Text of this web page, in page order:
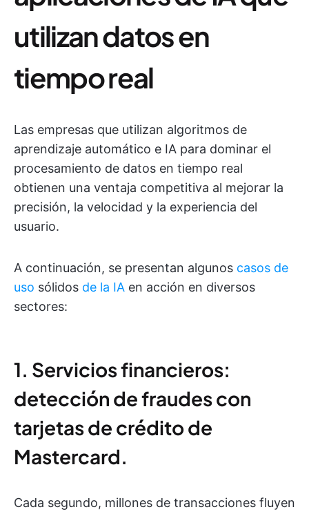
utilizan datos en
tiempo real
Las empresas que utilizan algoritmos de
aprendizaje automático e IA para dominar el
procesamiento de datos en tiempo real
obtienen una ventaja competitiva al mejorar la
precisión, la velocidad y la experiencia del
usuario.
A continuación, se presentan algunos casos de
uso sólidos de la IA en acción en diversos
sectores:
1. Servicios financieros:
detección de fraudes con
tarjetas de crédito de
Mastercard.
Cada segundo, millones de transacciones fluyen